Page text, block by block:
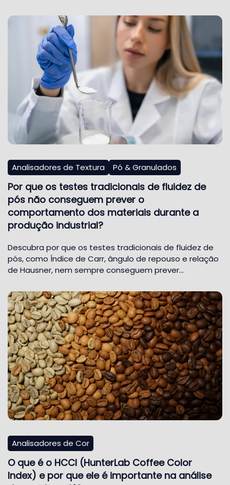
Analisadores de Textura Pó & Granulados
Por que os testes tradicionais de fluidez de
pós não conseguem prever o
comportamento dos materiais durante a
produção industrial?
Descubra por que os testes tradicionais de fluidez de
pós, como Índice de Carr, ângulo de repouso e relação
de Hausner, nem sempre conseguem prever…
Analisadores de Cor
O que é o HCCI (HunterLab Coffee Color
Index) e por que ele é importante na análise